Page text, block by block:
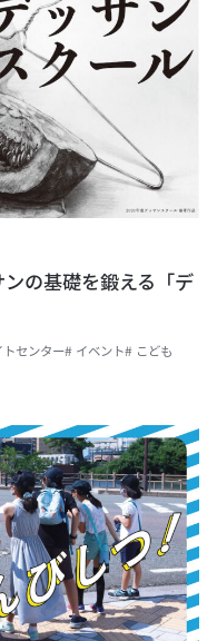
ンの基礎を鍛える「デ
センター# イベント# こども